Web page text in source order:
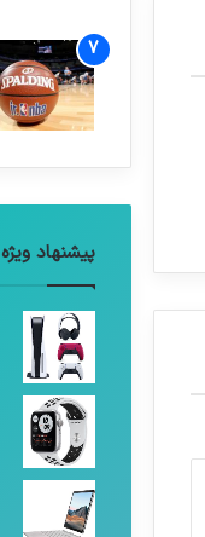
پیشنهاد ویژه